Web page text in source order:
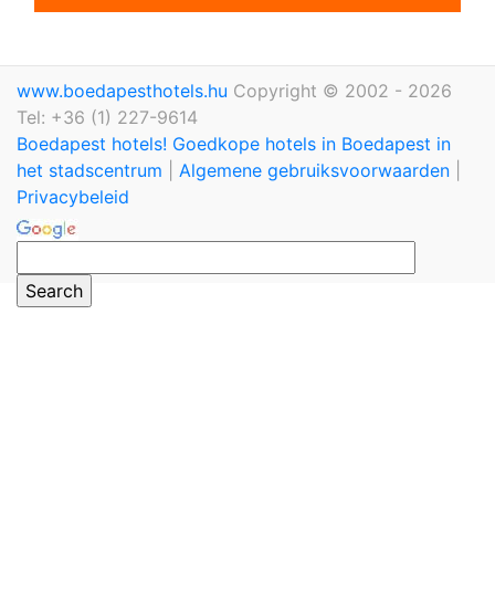
www.boedapesthotels.hu Copyright © 2002 - 2026
Tel: +36 (1) 227-9614
Boedapest hotels! Goedkope hotels in Boedapest in
het stadscentrum
Algemene gebruiksvoorwaarden
Privacybeleid